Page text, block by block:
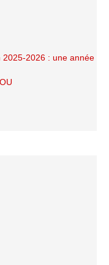
2026 : une année